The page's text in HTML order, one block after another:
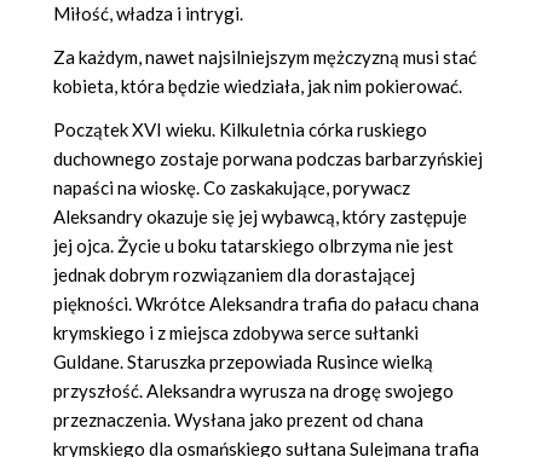
Miłość, władza i intrygi.
Za każdym, nawet najsilniejszym mężczyzną musi stać
kobieta, która będzie wiedziała, jak nim pokierować.
Początek XVI wieku. Kilkuletnia córka ruskiego
duchownego zostaje porwana podczas barbarzyńskiej
napaści na wioskę. Co zaskakujące, porywacz
Aleksandry okazuje się jej wybawcą, który zastępuje
jej ojca. Życie u boku tatarskiego olbrzyma nie jest
jednak dobrym rozwiązaniem dla dorastającej
piękności. Wkrótce Aleksandra trafia do pałacu chana
krymskiego i z miejsca zdobywa serce sułtanki
Guldane. Staruszka przepowiada Rusince wielką
przyszłość. Aleksandra wyrusza na drogę swojego
przeznaczenia. Wysłana jako prezent od chana
krymskiego dla osmańskiego sułtana Sulejmana trafia